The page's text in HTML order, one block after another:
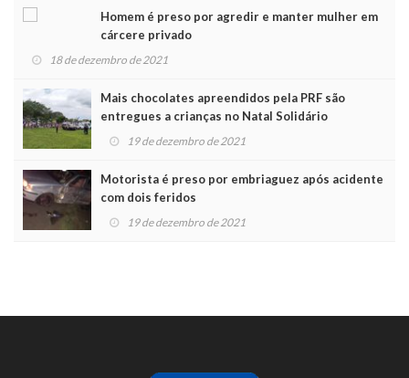
Homem é preso por agredir e manter mulher em
cárcere privado
18 de dezembro de 2021
Mais chocolates apreendidos pela PRF são
entregues a crianças no Natal Solidário
19 de dezembro de 2021
Motorista é preso por embriaguez após acidente
com dois feridos
19 de dezembro de 2021